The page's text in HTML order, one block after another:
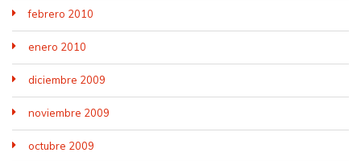
febrero 2010
enero 2010
diciembre 2009
noviembre 2009
octubre 2009